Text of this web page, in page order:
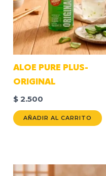
ALOE PURE PLUS-
ORIGINAL
$ 2.500
AÑADIR AL CARRITO